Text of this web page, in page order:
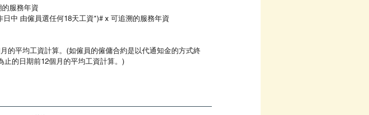
的服務年資
中 由僱員選任何18天工資*)# x 可追溯的服務年資
的平均工資計算。(如僱員的僱傭合約是以代通知金的方式終
止的日期前12個月的平均工資計算。)